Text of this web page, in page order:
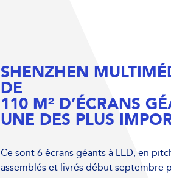
SHENZHEN
DE
110 M² D’ÉCRANS
UNE DES PLUS
Ce sont 6 écrans géants à LED, en
assemblés et livrés début septembre